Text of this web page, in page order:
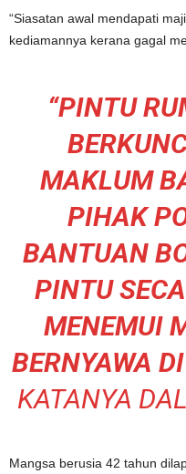
“Siasatan awal mendapati
kediamannya kerana gagal
“PINTU
MAKLUM
PIHAK
BANTUAN
PINTU
MENEMUI
BERNYAWA
KATANYA
Mangsa berusia 42 tahun